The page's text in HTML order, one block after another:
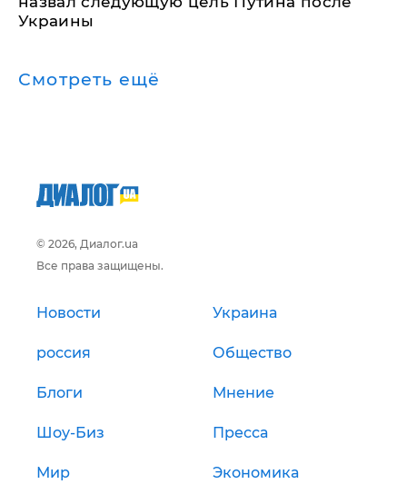
Украины
Смотреть ещё
© 2026, Диалог.ua
Все права защищены.
Новости Украина
россия Общество
Блоги Мнение
Шоу-Биз Пресса
Мир Экономика